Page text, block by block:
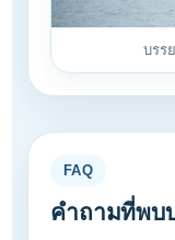
บรร
FAQ
คำถามที่พบ